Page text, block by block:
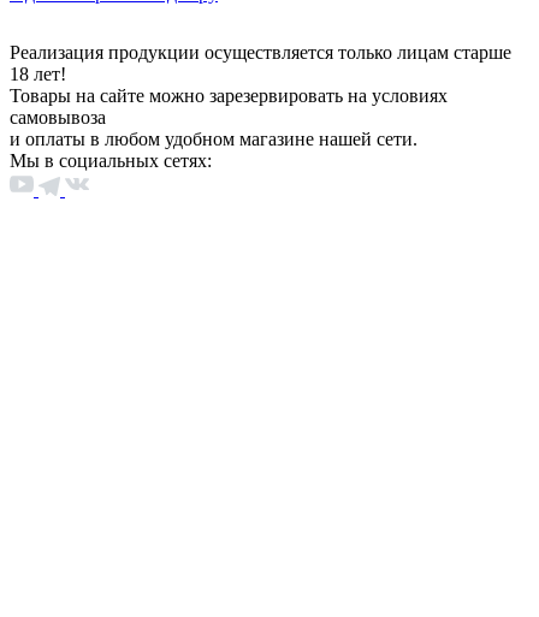
Реализация продукции осуществляется только лицам старше
18 лет!
Товары на сайте можно зарезервировать на условиях
самовывоза
и оплаты в любом удобном магазине нашей сети.
Мы в социальных сетях: